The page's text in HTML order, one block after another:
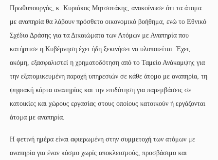
Πρωθυπουργός, κ. Κυριάκος Μητσοτάκης, ανακοίνωσε ότι τα άτομα
με αναπηρία θα λάβουν πρόσθετο οικονομικό βοήθημα, ενώ το Εθνικό
Σχέδιο Δράσης για τα Δικαιώματα των Ατόμων με Αναπηρία που
κατήρτισε η Κυβέρνηση έχει ήδη ξεκινήσει να υλοποιείται. Έχει,
ακόμη, εξασφαλιστεί η χρηματοδότηση από το Ταμείο Ανάκαμψης για
την εξατομικευμένη παροχή υπηρεσιών σε κάθε άτομο με αναπηρία, τη
ψηφιακή κάρτα αναπηρίας και την επιδότηση για παρεμβάσεις σε
κατοικίες και χώρους εργασίας στους οποίους κατοικούν ή εργάζονται
άτομα με αναπηρία.
Η φετινή ημέρα είναι αφιερωμένη στην συμμετοχή των ατόμων με
αναπηρία για έναν κόσμο χωρίς αποκλεισμούς, προσβάσιμο και